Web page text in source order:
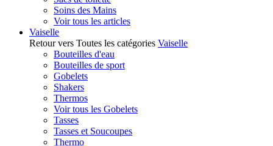
Soins des Mains
Voir tous les articles
Vaiselle
Retour vers Toutes les catégories Vaiselle
Bouteilles d'eau
Bouteilles de sport
Gobelets
Shakers
Thermos
Voir tous les Gobelets
Tasses
Tasses et Soucoupes
Thermo